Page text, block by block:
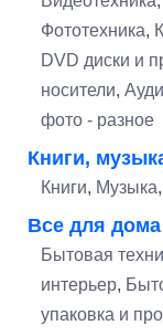
Фототехника,
DVD диски и
носители,
фото - разное
Книги,
Книги, Музыка,
Все для дома
Бытовая
интерьер,
упаковка и